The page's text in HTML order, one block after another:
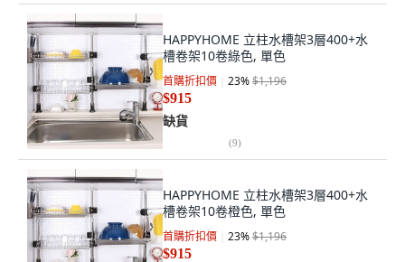
HAPPYHOME 立柱水槽架3層400+水
槽卷架10卷綠色, 單色
首購折扣價 23%$1,196
$915
缺貨
(9)
HAPPYHOME 立柱水槽架3層400+水
槽卷架10卷橙色, 單色
首購折扣價 23%$1,196
$915